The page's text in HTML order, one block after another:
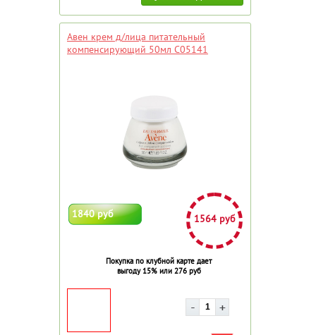
Авен крем д/лица питательный
компенсирующий 50мл C05141
1840 руб 1564 руб
Покупка по клубной карте дает
выгоду 15% или 276 руб